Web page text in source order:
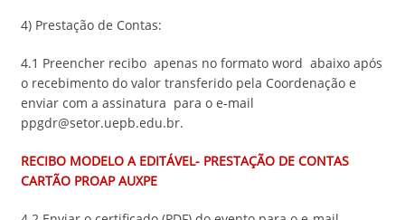
4) Prestação de Contas:
4.1 Preencher recibo apenas no formato word abaixo após
o recebimento do valor transferido pela Coordenação e
enviar com a assinatura para o e-mail
ppgdr@setor.uepb.edu.br.
RECIBO MODELO A EDITÁVEL- PRESTAÇÃO DE CONTAS
CARTÃO PROAP AUXPE